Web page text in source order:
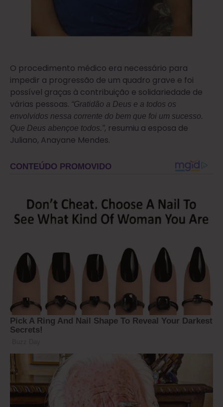
O procedimento médico era necessário para
impedir a progressão de um quadro grave e foi
possível graças à contribuição e solidariedade de
várias pessoas. “Gratidão a Deus e a todos os
envolvidos nessa corrente do bem que foi um sucesso.
Que Deus abençoe todos.”, resumiu a esposa de
Juliano, Anayane Mendes.